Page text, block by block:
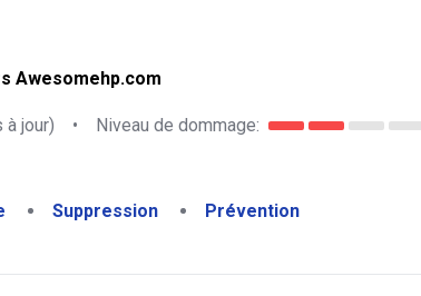
Awesomehp.com
à jour) • Niveau de dommage:
Suppression Prévention